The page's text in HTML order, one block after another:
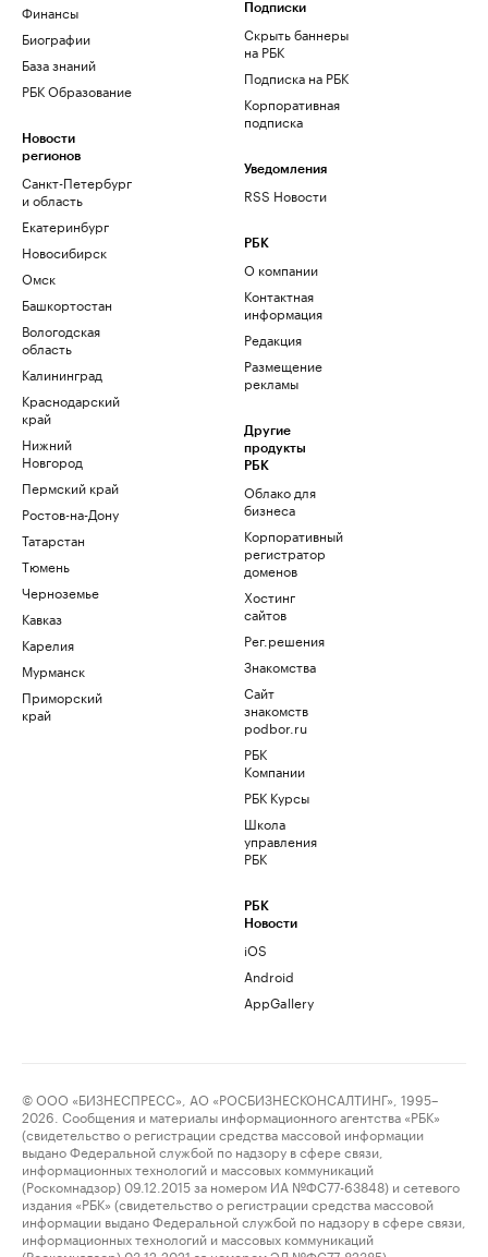
Финансы
Биографии
База знаний
РБК Образование
Новости
регионов
Санкт-Петербург
и область
Екатеринбург
Новосибирск
Омск
Башкортостан
Вологодская
область
Калининград
Краснодарский
край
Нижний
Новгород
Пермский край
Ростов-на-Дону
Татарстан
Тюмень
Черноземье
Кавказ
Карелия
Мурманск
Приморский
край
Подписки
Скрыть баннеры
на РБК
Подписка на РБК
Корпоративная
подписка
Уведомления
RSS Новости
РБК
О компании
Контактная
информация
Редакция
Размещение
рекламы
Другие
продукты
РБК
Облако для
бизнеса
Корпоративный
регистратор
доменов
Хостинг
сайтов
Рег.решения
Знакомства
Сайт
знакомств
podbor.ru
РБК
Компании
РБК Курсы
Школа
управления
РБК
РБК
Новости
iOS
Android
AppGallery
© ООО «БИЗНЕСПРЕСС», АО «РОСБИЗНЕСКОНСАЛТИНГ», 1995–
2026. Сообщения и материалы информационного агентства «РБК»
(свидетельство о регистрации средства массовой информации
выдано Федеральной службой по надзору в сфере связи,
информационных технологий и массовых коммуникаций
(Роскомнадзор) 09.12.2015 за номером ИА №ФС77-63848) и сетевого
издания «РБК» (свидетельство о регистрации средства массовой
информации выдано Федеральной службой по надзору в сфере связи,
информационных технологий и массовых коммуникаций